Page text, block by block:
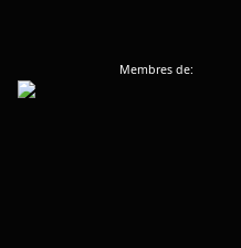
Membres de: